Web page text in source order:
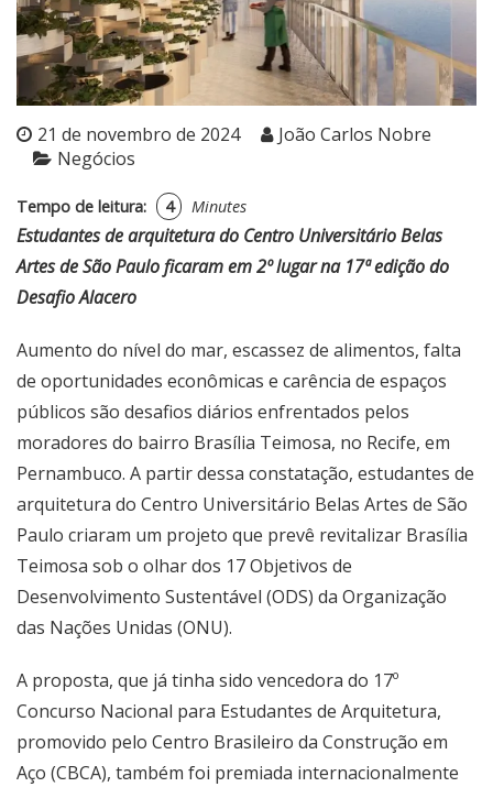
21 de novembro de 2024
João Carlos Nobre
Negócios
Tempo de leitura: 4 Minutes
Estudantes de arquitetura do Centro Universitário Belas
Artes de São Paulo ficaram em 2º lugar na 17ª edição do
Desafio Alacero
Aumento do nível do mar, escassez de alimentos, falta
de oportunidades econômicas e carência de espaços
públicos são desafios diários enfrentados pelos
moradores do bairro Brasília Teimosa, no Recife, em
Pernambuco. A partir dessa constatação, estudantes de
arquitetura do Centro Universitário Belas Artes de São
Paulo criaram um projeto que prevê revitalizar Brasília
Teimosa sob o olhar dos 17 Objetivos de
Desenvolvimento Sustentável (ODS) da Organização
das Nações Unidas (ONU).
A proposta, que já tinha sido vencedora do 17º
Concurso Nacional para Estudantes de Arquitetura,
promovido pelo Centro Brasileiro da Construção em
Aço (CBCA), também foi premiada internacionalmente